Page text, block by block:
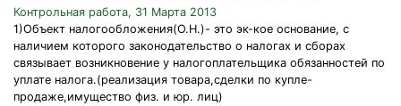
Контрольная работа, 31 Марта 2013
1)Объект налогообложения(О.Н.)- это эк-кое основание, с
наличием которого законодательство о налогах и сборах
связывает возникновение у налогоплательщика обязанностей по
уплате налога.(реализация товара,сделки по купле-
продаже,имущество физ. и юр. лиц)